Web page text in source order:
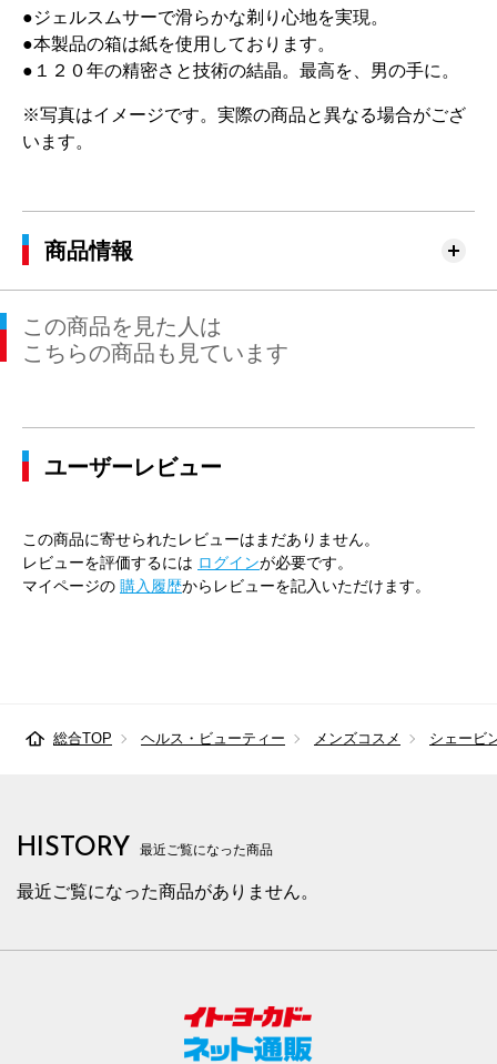
●ジェルスムサーで滑らかな剃り心地を実現。
●本製品の箱は紙を使用しております。
●１２０年の精密さと技術の結晶。最高を、男の手に。
※写真はイメージです。実際の商品と異なる場合がござ
います。
商品情報
この商品を見た人は
こちらの商品も見ています
ユーザーレビュー
この商品に寄せられたレビューはまだありません。
レビューを評価するには ログインが必要です。
マイページの 購入履歴からレビューを記入いただけます。
総合TOP ヘルス・ビューティー メンズコスメ シェービ
HISTORY 最近ご覧になった商品
最近ご覧になった商品がありません。